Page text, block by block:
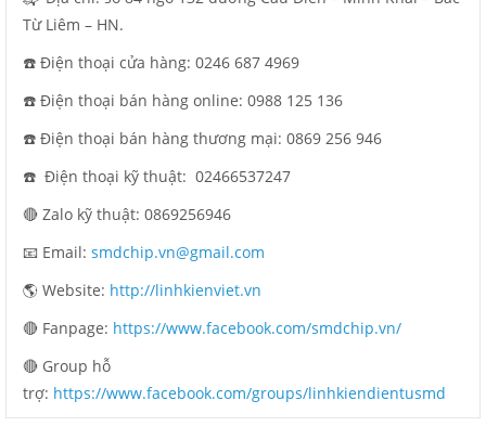
Từ Liêm – HN.
☎️ Điện thoại cửa hàng: 0246 687 4969
☎️ Điện thoại bán hàng online: 0988 125 136
☎️ Điện thoại bán hàng thương mại: 0869 256 946
☎️ Điện thoại kỹ thuật: 02466537247
🔴 Zalo kỹ thuật: 0869256946
📧 Email: smdchip.vn@gmail.com
🌎 Website: http://linhkienviet.vn
🔴 Fanpage: https://www.facebook.com/smdchip.vn/
🔴 Group hỗ
trợ: https://www.facebook.com/groups/linhkiendientusmd